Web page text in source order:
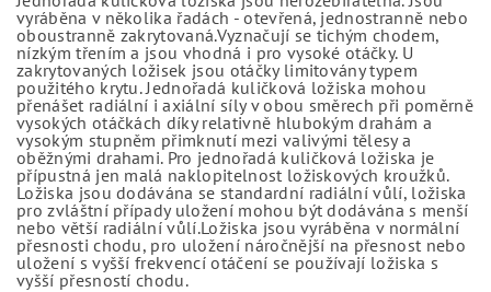
vyráběna v několika řadách - otevřená, jednostranně nebo
oboustranně zakrytovaná.Vyznačují se tichým chodem,
nízkým třením a jsou vhodná i pro vysoké otáčky. U
zakrytovaných ložisek jsou otáčky limitovány typem
použitého krytu. Jednořadá kuličková ložiska mohou
přenášet radiální i axiální síly v obou směrech při poměrně
vysokých otáčkách díky relativně hlubokým drahám a
vysokým stupněm přimknutí mezi valivými tělesy a
oběžnými drahami. Pro jednořadá kuličková ložiska je
přípustná jen malá naklopitelnost ložiskových kroužků.
Ložiska jsou dodávána se standardní radiální vůlí, ložiska
pro zvláštní případy uložení mohou být dodávána s menší
nebo větší radiální vůlí.Ložiska jsou vyráběna v normální
přesnosti chodu, pro uložení náročnější na přesnost nebo
uložení s vyšší frekvencí otáčení se používají ložiska s
vyšší přesností chodu.